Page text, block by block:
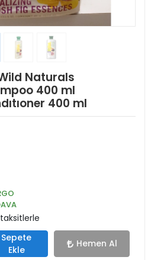
Naturals
400 ml
400 ml
Sepete
Ekle
Hemen Al